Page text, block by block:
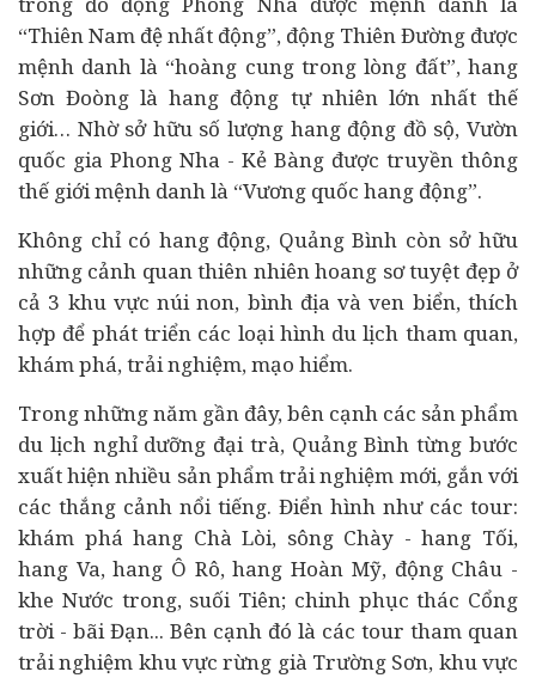
“Thiên Nam đệ nhất động”, động Thiên Đường được
mệnh danh là “hoàng cung trong lòng đất”, hang
Sơn Đoòng là hang động tự nhiên lớn nhất thế
giới… Nhờ sở hữu số lượng hang động đồ sộ, Vườn
quốc gia Phong Nha - Kẻ Bàng được truyền thông
thế giới mệnh danh là “Vương quốc hang động”.
Không chỉ có hang động, Quảng Bình còn sở hữu
những cảnh quan thiên nhiên hoang sơ tuyệt đẹp ở
cả 3 khu vực núi non, bình địa và ven biển, thích
hợp để phát triển các loại hình du lịch tham quan,
khám phá, trải nghiệm, mạo hiểm.
Trong những năm gần đây, bên cạnh các sản phẩm
du lịch nghỉ dưỡng đại trà, Quảng Bình từng bước
xuất hiện nhiều sản phẩm trải nghiệm mới, gắn với
các thắng cảnh nổi tiếng. Điển hình như các tour:
khám phá hang Chà Lòi, sông Chày - hang Tối,
hang Va, hang Ô Rô, hang Hoàn Mỹ, động Châu -
khe Nước trong, suối Tiên; chinh phục thác Cổng
trời - bãi Đạn... Bên cạnh đó là các tour tham quan
trải nghiệm khu vực rừng già Trường Sơn, khu vực